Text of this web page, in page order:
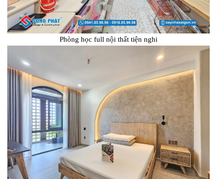
Phòng học full nội thất tiện nghi